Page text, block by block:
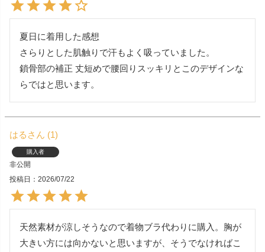
夏日に着用した感想
さらりとした肌触りで汗もよく吸っていました。
鎖骨部の補正 丈短めで腰回りスッキリとこのデザインな
らではと思います。
はる 1
購入者
非公開
投稿日
2026/07/22
天然素材が涼しそうなので着物ブラ代わりに購入。胸が
大きい方には向かないと思いますが、そうでなければこ